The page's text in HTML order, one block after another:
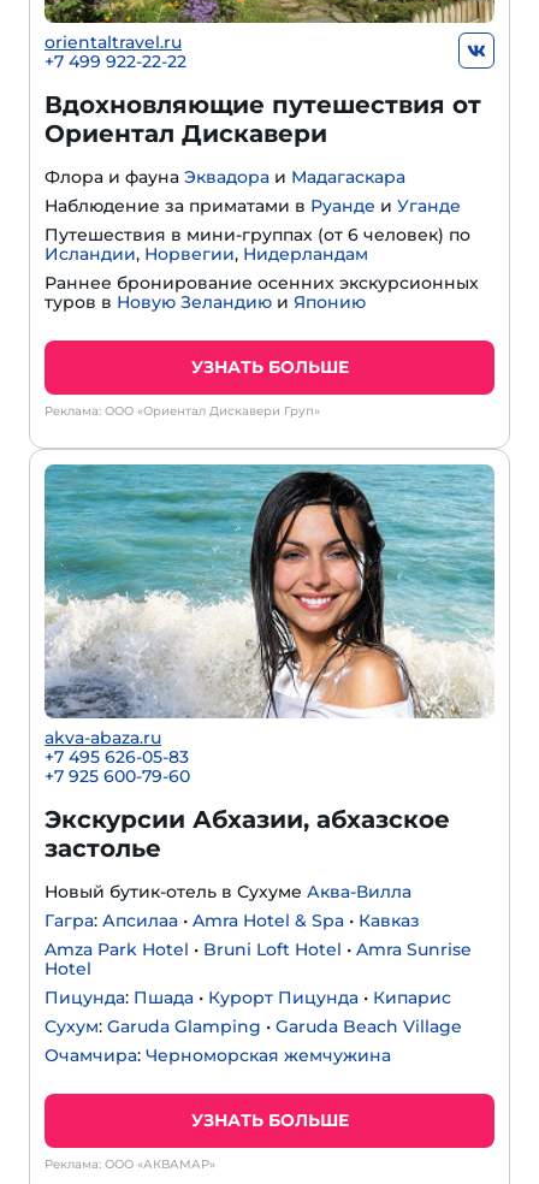
orientaltravel.ru
+7 499 922-22-22
Вдохновляющие путешествия от
Ориентал Дискавери
Флора и фауна Эквадора и Мадагаскара
Наблюдение за приматами в Руанде и Уганде
Путешествия в мини-группах (от 6 человек) по
Исландии, Норвегии, Нидерландам
Раннее бронирование осенних экскурсионных
туров в Новую Зеландию и Японию
УЗНАТЬ БОЛЬШЕ
Реклама: ООО «Ориентал Дискавери Груп»
akva-abaza.ru
+7 495 626-05-83
+7 925 600-79-60
Экскурсии Абхазии, абхазское
застолье
Новый бутик-отель в Сухуме Аква-Вилла
Гагра: Апсилаа • Amra Hotel & Spa • Кавказ
Amza Park Hotel • Bruni Loft Hotel • Amra Sunrise
Hotel
Пицунда: Пшада • Курорт Пицунда • Кипарис
Сухум: Garuda Glamping • Garuda Beach Village
Очамчира: Черноморская жемчужина
УЗНАТЬ БОЛЬШЕ
Реклама: ООО «АКВАМАР»